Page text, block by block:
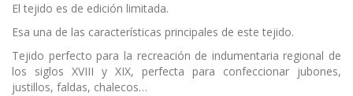
El tejido es de edición limitada.
Esa una de las características principales de este tejido.
Tejido perfecto para la recreación de indumentaria regional de
los siglos XVIII y XIX, perfecta para confeccionar jubones,
justillos, faldas, chalecos…